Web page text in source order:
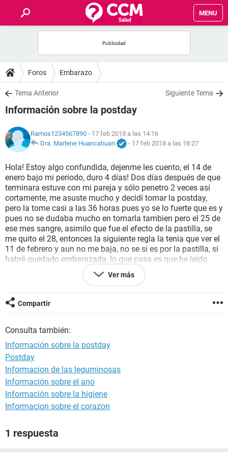
MENU
FOROS
SALUD
NUTRICIÓN
BIENESTAR
SEXUALIDAD
GLOSARIO
Foros Embarazo
Tema Anterior Siguiente Tema
Información sobre la postday
Ramos1234567890 - 17 feb 2018 a las 14:16
Dra. Marlene Huancahuari
- 17 feb 2018 a las 18:27
Hola! Estoy algo confundida, dejenme les cuento, el 14 de
enero bajo mi periodo, duro 4 días! Dos días después de que
terminara estuve con mi pareja y sólo penetro 2 veces así
cortamente, me asuste mucho y decidí tomar la postday,
pero la tome casi a las 36 horas pues yo se lo fuerte que es y
pues no se dudaba mucho en tomarla tambien pero el 25 de
ese mes sangre, asimilo que fue el efecto de la pastilla, se
me quito el 28, entonces la siguiente regla la tenia que ver el
11 de febrero y aun no me baja, no se si es por la pastilla, si
habré quedado embarazada, lo que pasa es que he leído
mucho y tanta informacion confunde, leí que tenia que
contar mi periodo desde el ultimo sangrado para acá que
confundida, no me siento estresada pero si alguien me
explica mejor se lo agradeceré, he de aclararles que desde
Ver más
Compartir
Consulta también:
Información sobre la postday
Postday
Informacion de las leguminosas
Información sobre el ano
Información sobre la higiene
Informacion sobre el corazon
1 respuesta